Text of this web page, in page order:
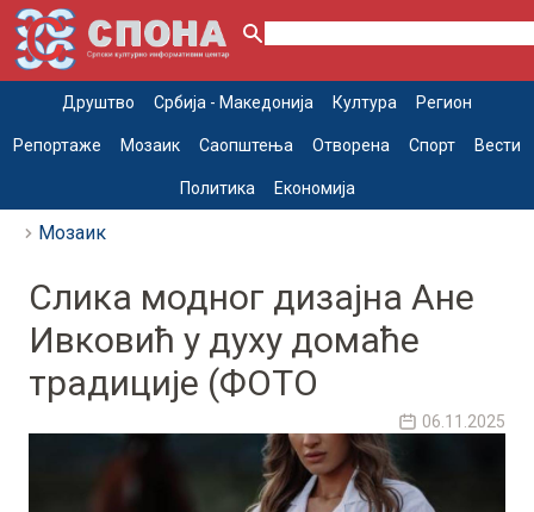
Друштво Србија - Македонија Култура Регион
Репортаже Мозаик Саопштења Отворена Спорт Вести
Политика Економија
Мозаик
Слика модног дизајна Ане
Ивковић у духу домаће
традиције (ФОТО
06.11.2025